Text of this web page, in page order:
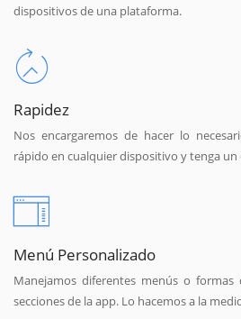
dispositivos de una plataforma.
Rapidez
Nos encargaremos de hacer lo
rápido en cualquier dispositivo y tenga
Menú Personalizado
Manejamos diferentes menús o
secciones de la app. Lo hacemos a la